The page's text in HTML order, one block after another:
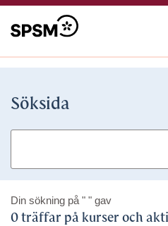
Söksida
Din sökning på " " gav
0 träffar på kurser och